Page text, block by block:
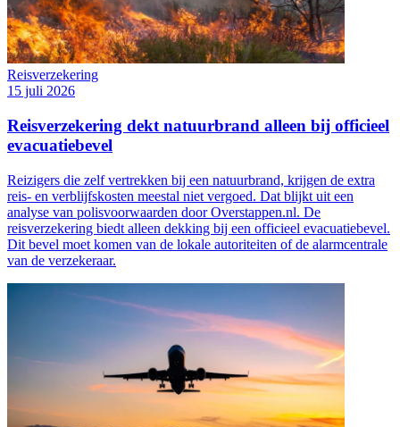
Reisverzekering
15 juli 2026
Reisverzekering dekt natuurbrand alleen bij officieel
evacuatiebevel
Reizigers die zelf vertrekken bij een natuurbrand, krijgen de extra
reis- en verblijfskosten meestal niet vergoed. Dat blijkt uit een
analyse van polisvoorwaarden door Overstappen.nl. De
reisverzekering biedt alleen dekking bij een officieel evacuatiebevel.
Dit bevel moet komen van de lokale autoriteiten of de alarmcentrale
van de verzekeraar.